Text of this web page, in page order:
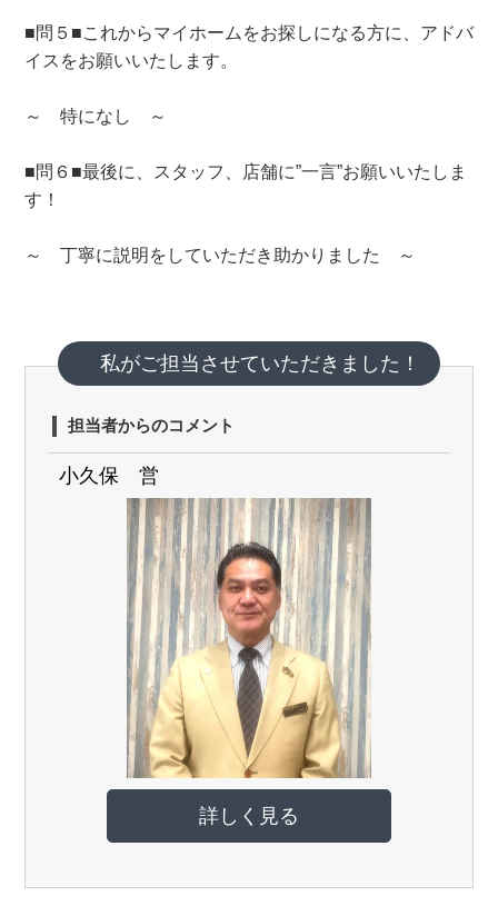
■問５■これからマイホームをお探しになる方に、アドバ
イスをお願いいたします。
～ 特になし ～
■問６■最後に、スタッフ、店舗に”一言”お願いいたしま
す！
～ 丁寧に説明をしていただき助かりました ～
私がご担当させていただきました！
担当者からのコメント
小久保 営
詳しく見る